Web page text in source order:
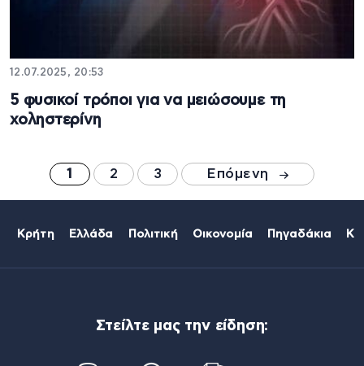
12.07.2025, 20:53
5 φυσικοί τρόποι για να μειώσουμε τη
χοληστερίνη
1 2 3 Επόμενη
Κρήτη Ελλάδα Πολιτική Οικονομία Πηγαδάκια
Στείλτε μας την είδηση: